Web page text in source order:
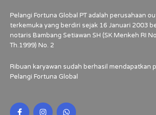
Pelangi Fortuna Global PT adalah perusahaan
terkemuka yang berdiri sejak 16 Januari 2003
notaris Bambang Setiawan SH (SK Menkeh RI
Th.1999) No. 2
Ribuan karyawan sudah berhasil mendapatkan
Pelangi Fortuna Global